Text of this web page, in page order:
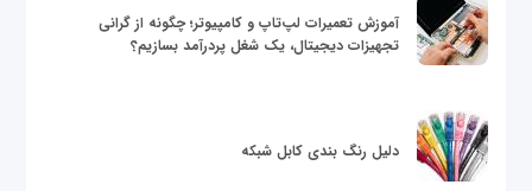
آموزش تعمیرات لپ‌تاپ و کامپیوتر؛ چگونه از گرانی
تجهیزات دیجیتال، یک شغل پردرآمد بسازیم؟
دلیل رنگ بندی کابل شبکه